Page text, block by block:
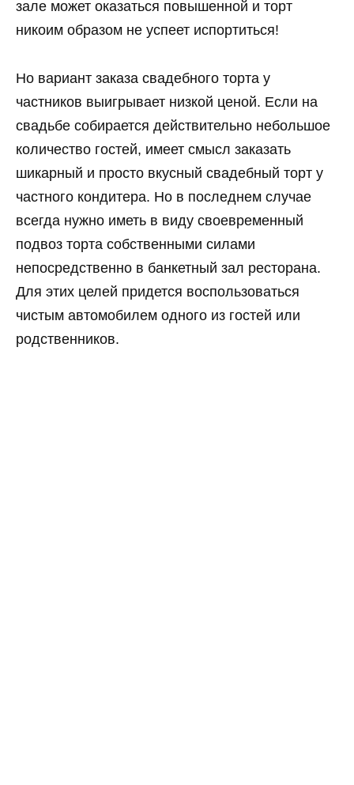
зале может оказаться повышенной и торт
никоим образом не успеет испортиться!
Но вариант заказа свадебного торта у
частников выигрывает низкой ценой. Если на
свадьбе собирается действительно небольшое
количество гостей, имеет смысл заказать
шикарный и просто вкусный свадебный торт у
частного кондитера. Но в последнем случае
всегда нужно иметь в виду своевременный
подвоз торта собственными силами
непосредственно в банкетный зал ресторана.
Для этих целей придется воспользоваться
чистым автомобилем одного из гостей или
родственников.